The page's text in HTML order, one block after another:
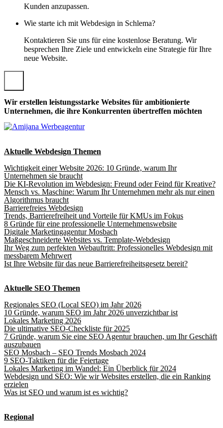
Kunden anzupassen.
Wie starte ich mit Webdesign in Schlema?
Kontaktieren Sie uns für eine kostenlose Beratung. Wir
besprechen Ihre Ziele und entwickeln eine Strategie für Ihre
neue Website.
Wir erstellen leistungsstarke Websites für ambitionierte
Unternehmen, die ihre Konkurrenten übertreffen möchten
Aktuelle Webdesign Themen
Wichtigkeit einer Website 2026: 10 Gründe, warum Ihr
Unternehmen sie braucht
Die KI-Revolution im Webdesign: Freund oder Feind für Kreative?
Mensch vs. Maschine: Warum Ihr Unternehmen mehr als nur einen
Algorithmus braucht
Barrierefreies Webdesign
Trends, Barrierefreiheit und Vorteile für KMUs im Fokus
8 Gründe für eine professionelle Unternehmenswebsite
Digitale Marketingagentur Mosbach
Maßgeschneiderte Websites vs. Template-Webdesign
Ihr Weg zum perfekten Webauftritt: Professionelles Webdesign mit
messbarem Mehrwert
Ist Ihre Website für das neue Barrierefreiheitsgesetz bereit?
Aktuelle SEO Themen
Regionales SEO (Local SEO) im Jahr 2026
10 Gründe, warum SEO im Jahr 2026 unverzichtbar ist
Lokales Marketing 2026
Die ultimative SEO-Checkliste für 2025
7 Gründe, warum Sie eine SEO Agentur brauchen, um Ihr Geschäft
auszubauen
SEO Mosbach – SEO Trends Mosbach 2024
9 SEO-Taktiken für die Feiertage
Lokales Marketing im Wandel: Ein Überblick für 2024
Webdesign und SEO: Wie wir Websites erstellen, die ein Ranking
erzielen
Was ist SEO und warum ist es wichtig?
Regional